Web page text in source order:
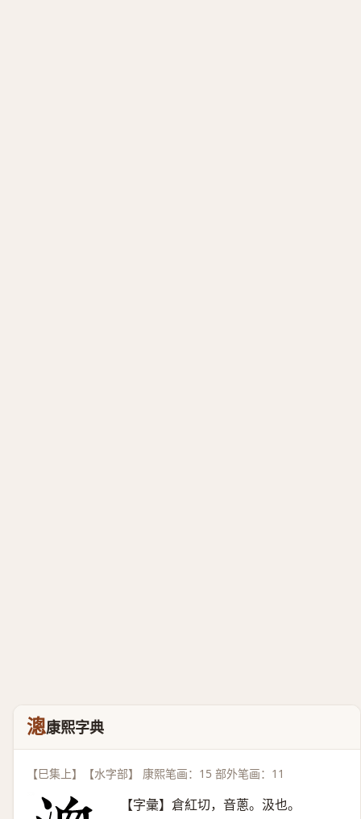
漗康熙字典
【巳集上】【水字部】 康熙笔画：15 部外笔画：11
【字彙】倉紅切，音蔥。汲也。